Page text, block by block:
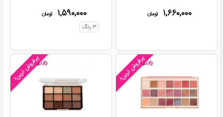
۱,۶۶۰,۰۰۰ تومان ۱,۵۹۰,۰۰۰
تومان
۳ رنگ
پرفروش ترین! پرفروش ترین!